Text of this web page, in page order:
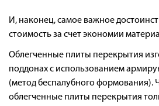
И, наконец, самое важное
стоимость за счет экономии
Облегченные плиты перекрытия
поддонах с использованием
(метод беспалубного формования).
облегченные плиты перекрытия